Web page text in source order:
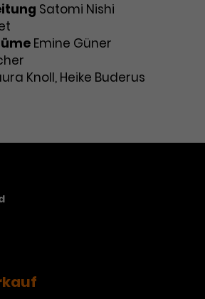
Satomi Nishi
Emine Güner
Knoll, Heike Buderus